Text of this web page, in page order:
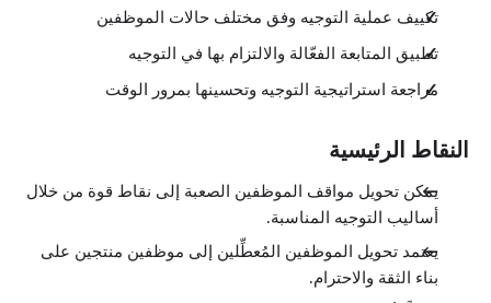
تكييف عملية التوجيه وفق مختلف حالات الموظفين
تطبيق المتابعة الفعّالة والالتزام بها في التوجيه
مراجعة استراتيجية التوجيه وتحسينها بمرور الوقت
النقاط الرئيسية
يمكن تحويل مواقف الموظفين الصعبة إلى نقاط قوة من خلال
أساليب التوجيه المناسبة.
يعتمد تحويل الموظفين المُعطِّلين إلى موظفين منتجين على
بناء الثقة والاحترام.